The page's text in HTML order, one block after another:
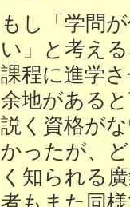
もし「学問
い」と考え
課程に進学
余地がある
説く資格が
かったが、
く知られる
者もまた同